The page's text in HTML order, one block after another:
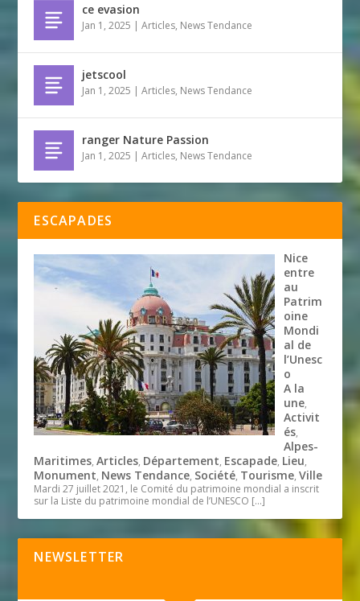
ce evasion
Jan 1, 2025 |Articles, News Tendance
jetscool
Jan 1, 2025 |Articles, News Tendance
ranger Nature Passion
Jan 1, 2025 |Articles, News Tendance
ESCAPADES
Nice
entre
au
Patrim
oine
Mondi
al de
l’Unesc
o
A la
une,
Activit
és,
Alpes-
Maritimes,Articles, Département, Escapade, Lieu,
Monument, News Tendance, Société, Tourisme,Ville
Mardi 27 juillet 2021, le Comité du patrimoine mondial a inscrit
sur la Liste du patrimoine mondial de l’UNESCO […]
NEWSLETTER